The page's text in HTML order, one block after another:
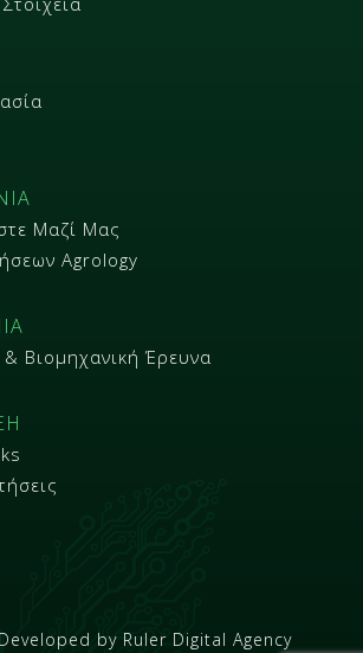
Μαζί Μας
Agrology
Βιομηχανική Έρευνα
by Ruler Digital Agency